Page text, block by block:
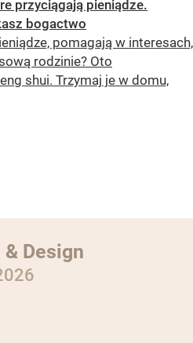
przyciągają pieniądze.
bogactwo
pomagają w interesach,
rodzinie? Oto
shui. Trzymaj je w domu,
Design